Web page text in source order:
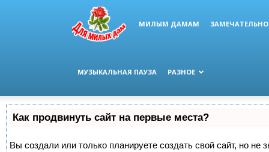
МИЛЫМ ДАМАМ
МУЗЫКАЛЬНАЯ ПАУЗА РАЗНОЕ
Как продвинуть сайт на первые места?
Вы создали или только планируете создать свой сайт, но не